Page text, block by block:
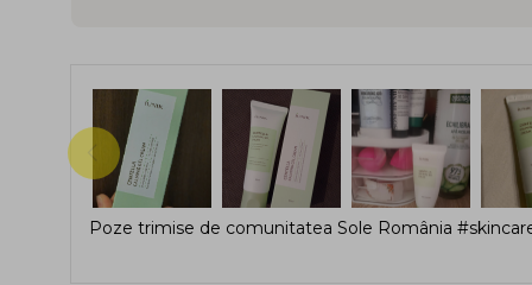
Poze trimise de comunitatea Sole România